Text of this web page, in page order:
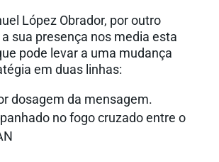
López Obrador, por outro
a sua presença nos media esta
pode levar a uma mudança
em duas linhas:
dosagem da mensagem.
no fogo cruzado entre o